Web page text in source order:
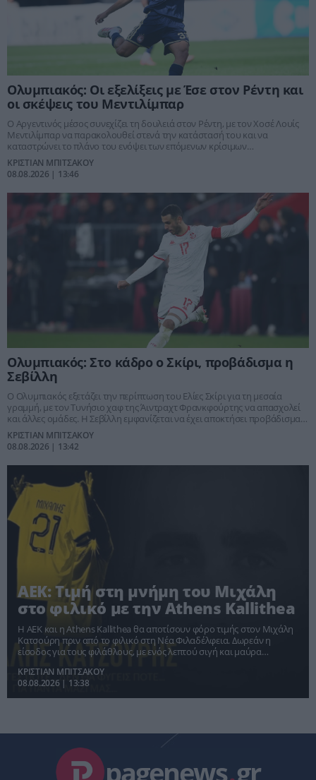
Ολυμπιακός: Οι εξελίξεις με Έσε στον Ρέντη και
οι σκέψεις του Μεντιλίμπαρ
Ο Αργεντινός μέσος συνεχίζει τη δουλειά στον Ρέντη, με τον Χοσέ Λουίς
Μεντιλίμπαρ να παρακολουθεί στενά την κατάστασή του και να
καταστρώνει το πλάνο του ενόψει των επόμενων κρίσιμων
υποχρεώσεων.
ΚΡΙΣΤΙΑΝ ΜΠΙΤΣΑΚΟΥ
08.08.2026 | 13:46
Ολυμπιακός: Στο κάδρο ο Σκίρι, προβάδισμα η
Σεβίλλη
Ο Ολυμπιακός εξετάζει την περίπτωση του Ελίες Σκίρι για τη μεσαία
γραμμή, με τον Τυνήσιο χαφ της Άιντραχτ Φρανκφούρτης να απασχολεί
και άλλες ομάδες. Η Σεβίλλη εμφανίζεται να έχει αποκτήσει προβάδισμα
έναντι των «ερυθρόλευκων» και της Φιορεντίνα.
ΚΡΙΣΤΙΑΝ ΜΠΙΤΣΑΚΟΥ
08.08.2026 | 13:42
ΑΕΚ: Τιμή στη μνήμη του Μιχάλη
στο φιλικό με την Athens Kallithea
Η ΑΕΚ και η Athens Kallithea θα αποτίσουν φόρο τιμής στον Μιχάλη
Κατσούρη πριν από το φιλικό στη Νέα Φιλαδέλφεια. Δωρεάν η
είσοδος για τους φιλάθλους, με ενός λεπτού σιγή και μαύρα
ΚΡΙΣΤΙΑΝ ΜΠΙΤΣΑΚΟΥ
08.08.2026 | 13:38
pagenews.gr